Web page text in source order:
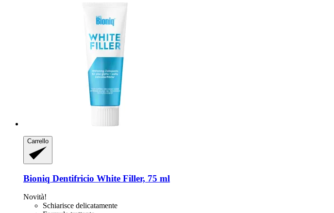
Carrello
Bioniq Dentifricio White Filler, 75 ml
Novità!
Schiarisce delicatamente